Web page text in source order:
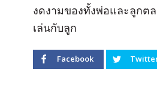
งดงามของทั้งพ่อและลูกต
เล่นกับลูก
Facebook